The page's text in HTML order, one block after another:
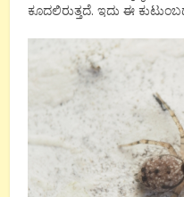
ಕೂದಲಿರುತ್ತದೆ. ಇದು ಈ